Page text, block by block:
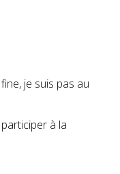
je suis pas au
à la